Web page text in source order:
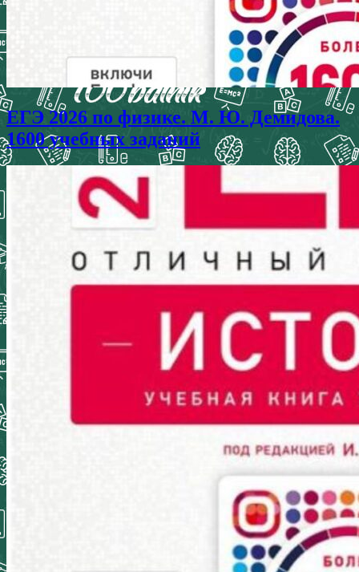
ЕГЭ 2026 по физике. М. Ю. Демидова.
1600 учебных заданий